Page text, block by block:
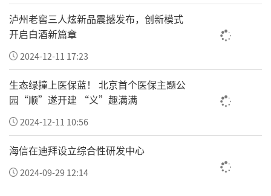
泸州老窖三人炫新品震撼发布，创新模式
开启白酒新篇章
2024-12-11 17:23
生态绿撞上医保蓝！ 北京首个医保主题公
园“顺”遂开建 “义”趣满满
2024-12-11 10:56
海信在迪拜设立综合性研发中心
2024-09-29 12:14